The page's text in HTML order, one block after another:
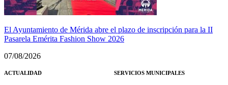
El Ayuntamiento de Mérida abre el plazo de inscripción para la II
Pasarela Emérita Fashion Show 2026
07/08/2026
ACTUALIDAD SERVICIOS MUNICIPALES